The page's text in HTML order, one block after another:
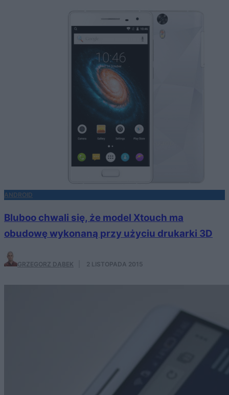
ANDROID
Bluboo chwali się, że model Xtouch ma
obudowę wykonaną przy użyciu drukarki 3D
GRZEGORZ DĄBEK 2 LISTOPADA 2015